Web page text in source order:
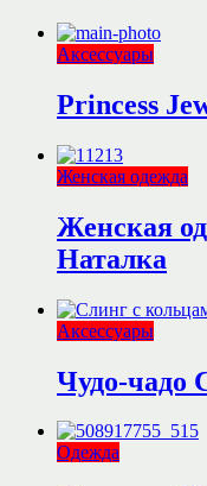
Аксессуары
Princess
Женская одежда
Женская
Наталка
Аксессуары
Чудо-чадо
Одежда